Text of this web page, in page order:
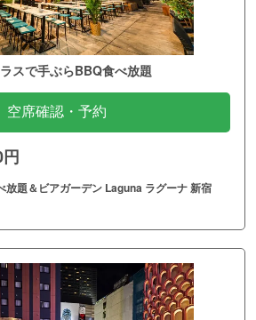
スで手ぶらBBQ食べ放題
空席確認・予約
放題＆ビアガーデン Laguna ラグーナ 新宿